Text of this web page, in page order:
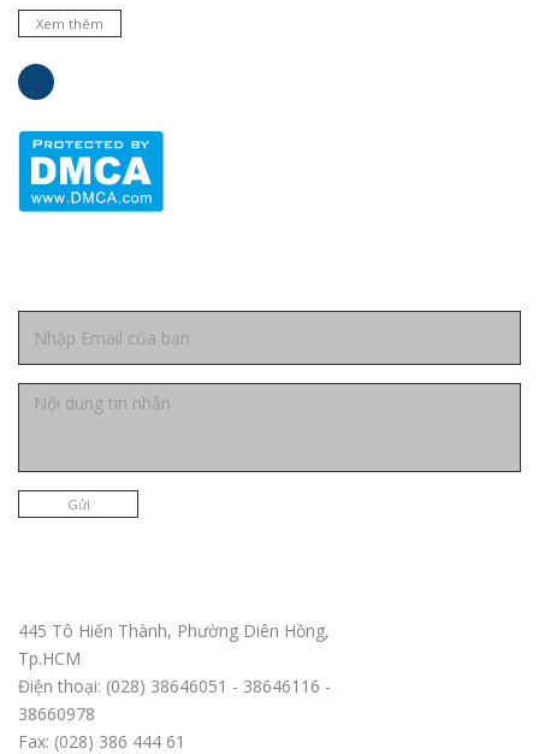
Xem thêm
Gửi
445 Tô Hiến Thành, Phường Diên Hồng,
Tp.HCM
Điện thoại: (028) 38646051 - 38646116 -
38660978
Fax: (028) 386 444 61